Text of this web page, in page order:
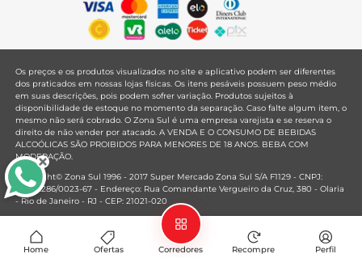
Home Ofertas Corredores Recompre Perfil
Os preços e os produtos visualizados no site e aplicativo podem ser diferentes
dos praticados em nossas lojas físicas. Os itens pesáveis possuem peso médio
em suas descrições, pois podem sofrer variação. Produtos sujeitos à
disponibilidade de estoque no momento da separação. Caso falte algum item, o
mesmo não será cobrado. O Zona Sul é uma empresa varejista e se reserva o
direito de não vender por atacado. A VENDA E O CONSUMO DE BEBIDAS
ALCOÓLICAS SÃO PROIBIDOS PARA MENORES DE 18 ANOS. BEBA COM
MODERAÇÃO.
Copyright© Zona Sul 1996 - 2017 Super Mercado Zona Sul S/A F1129 - CNPJ:
33.381.286/0023-67 - Endereço: Rua Comandante Vergueiro da Cruz, 380 - Olaria
- Rio de Janeiro - RJ - CEP: 21021-020
Mantido por